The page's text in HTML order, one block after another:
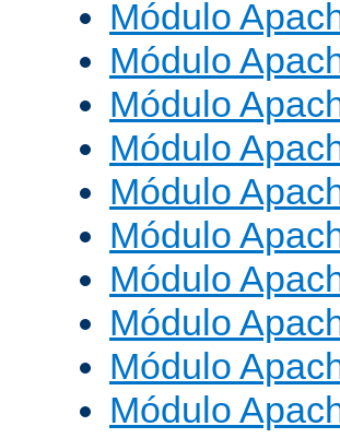
Módulo
Módulo
Módulo
Módulo
Módulo
Módulo
Módulo
Módulo
Módulo
Módulo